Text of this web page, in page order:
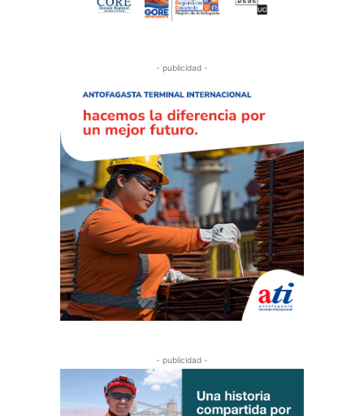
- publicidad -
- publicidad -